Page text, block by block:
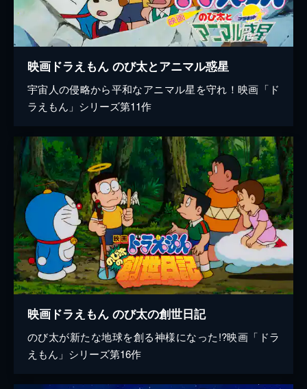
映画ドラえもん のび太とアニマル惑星
宇宙人の侵略から平和なアニマル星を守れ！映画「ド
ラえもん」シリーズ第11作
映画ドラえもん のび太の創世日記
のび太が新たな地球を創る神様になった!?映画「ドラ
えもん」シリーズ第16作